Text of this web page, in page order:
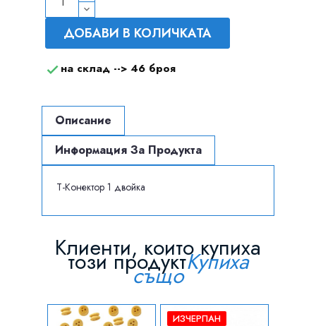
ДОБАВИ В КОЛИЧКАТА
 на склад --> 46 броя
Описание
Информация За Продукта
T-Конектор 1 двойка
Клиенти, които купиха
този продуктКупиха
също
ИЗЧЕРПАН